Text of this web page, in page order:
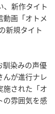
、新作タイト
動画「オトメ
新規タイト
馴染みの声優
んが進行ナレ
施された「オ
の雰囲気を感